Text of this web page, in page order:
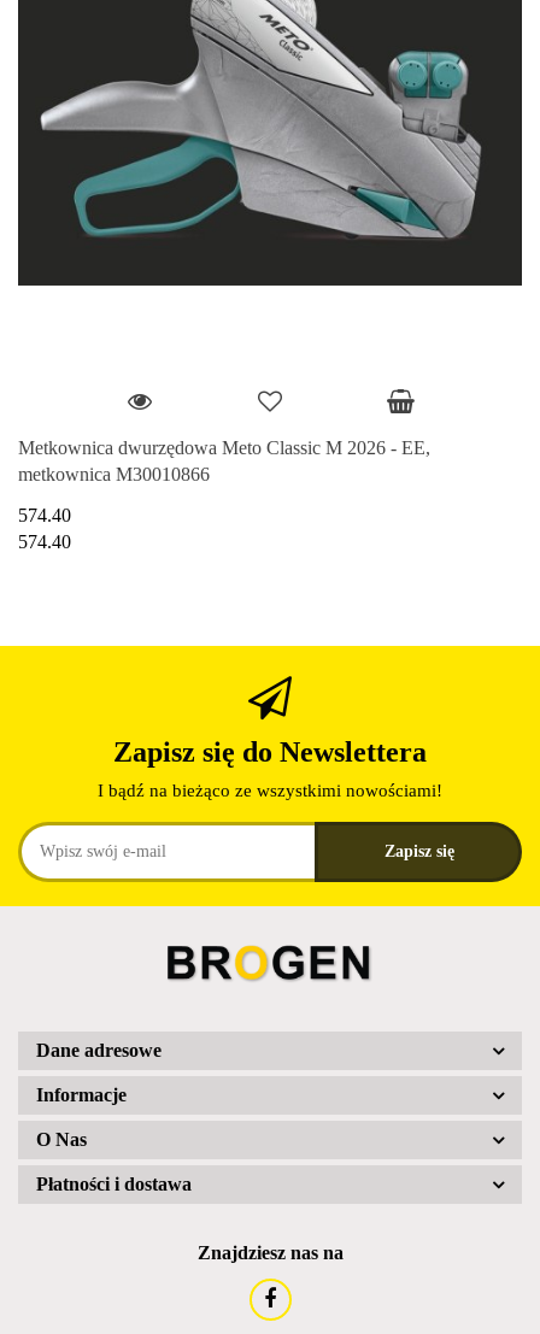
Metkownica dwurzędowa Meto Classic M 2026 - EE,
metkownica M30010866
574.40
574.40
Zapisz się do Newslettera
I bądź na bieżąco ze wszystkimi nowościami!
Dane adresowe
Informacje
O Nas
Płatności i dostawa
Znajdziesz nas na